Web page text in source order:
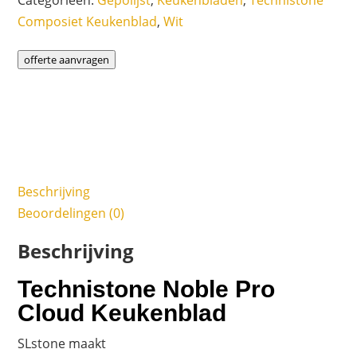
Composiet Keukenblad,Wit
offerte aanvragen
Beschrijving
Beoordelingen (0)
Beschrijving
Technistone Noble Pro
Cloud Keukenblad
SLstone maakt